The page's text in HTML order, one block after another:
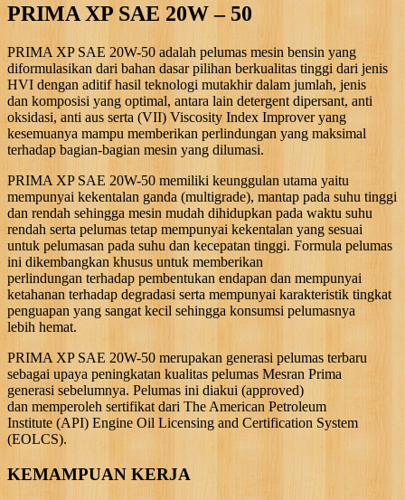
PRIMA XP SAE 20W – 50
PRIMA XP SAE 20W-50 adalah pelumas mesin bensin yang
diformulasikan dari bahan dasar pilihan berkualitas tinggi dari jenis
HVI dengan aditif hasil teknologi mutakhir dalam jumlah, jenis
dan komposisi yang optimal, antara lain detergent dipersant, anti
oksidasi, anti aus serta (VII) Viscosity Index Improver yang
kesemuanya mampu memberikan perlindungan yang maksimal
terhadap bagian-bagian mesin yang dilumasi.
PRIMA XP SAE 20W-50 memiliki keunggulan utama yaitu
mempunyai kekentalan ganda (multigrade), mantap pada suhu tinggi
dan rendah sehingga mesin mudah dihidupkan pada waktu suhu
rendah serta pelumas tetap mempunyai kekentalan yang sesuai
untuk pelumasan pada suhu dan kecepatan tinggi. Formula pelumas
ini dikembangkan khusus untuk memberikan
perlindungan terhadap pembentukan endapan dan mempunyai
ketahanan terhadap degradasi serta mempunyai karakteristik tingkat
penguapan yang sangat kecil sehingga konsumsi pelumasnya
lebih hemat.
PRIMA XP SAE 20W-50 merupakan generasi pelumas terbaru
sebagai upaya peningkatan kualitas pelumas Mesran Prima
generasi sebelumnya. Pelumas ini diakui (approved)
dan memperoleh sertifikat dari The American Petroleum
Institute (API) Engine Oil Licensing and Certification System
(EOLCS).
KEMAMPUAN KERJA